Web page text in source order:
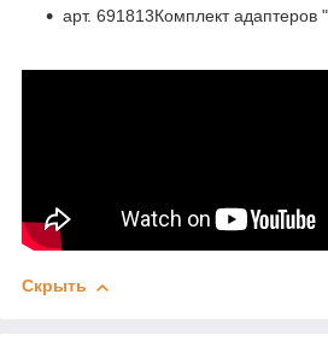
арт. 691813Комплект адаптеров
Скрыть